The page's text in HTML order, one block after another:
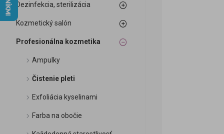
Dezinfekcia, sterilizácia
Kozmetický salón
Profesionálna kozmetika
Ampulky
Čistenie pleti
Exfoliácia kyselinami
Farba na obočie